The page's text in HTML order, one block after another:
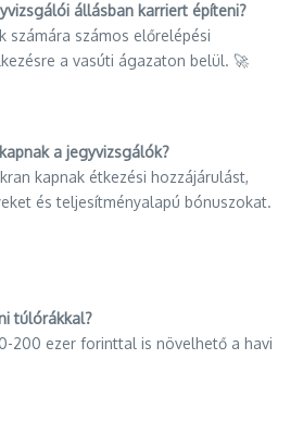
állásban karriert építeni?
számára számos előrelépési
a vasúti ágazaton belül. 🚀
a jegyvizsgálók?
kapnak étkezési hozzájárulást,
és teljesítményalapú bónuszokat.
túlórákkal?
200 ezer forinttal is növelhető a havi